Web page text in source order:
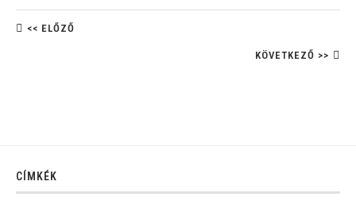
<< ELŐZŐ
KÖVETKEZŐ >>
CÍMKÉK